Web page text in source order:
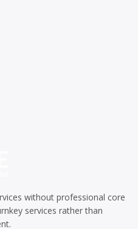
without professional core
services rather than